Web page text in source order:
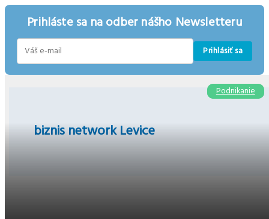
Prihláste sa na odber nášho Newsletteru
Prihlásiť sa
biznis network Levice
Podnikanie
Podnikanie